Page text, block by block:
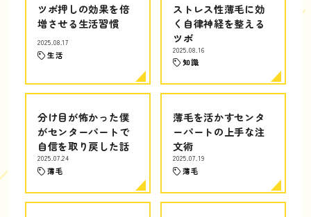
ツボ押しの効果を倍
増させる生活習慣
2025.08.17
生活
ストレス性薄毛に効
く自律神経を整える
ツボ
2025.08.16
知識
分け目が怖かった僕
がセンターパートで
自信を取り戻した話
2025.07.24
薄毛
薄毛を活かすセンタ
ーパートの上手な注
文術
2025.07.19
薄毛